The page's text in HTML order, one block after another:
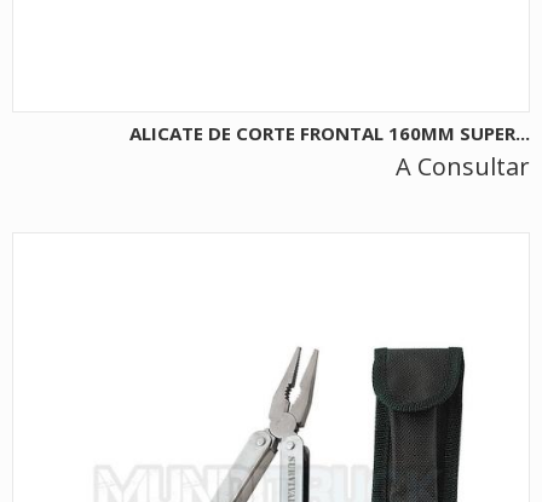
ALICATE DE CORTE FRONTAL 160MM SUPER...
A Consultar